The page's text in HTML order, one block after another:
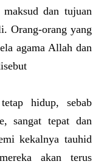
dan tujuan
Orang-orang yang
agama Allah dan
hidup, sebab
sangat tepat dan
kekalnya tauhid
akan terus